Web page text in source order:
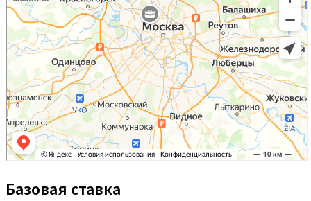
Базовая ставка